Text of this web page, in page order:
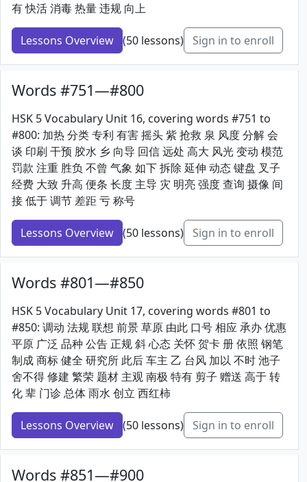
有 快活 消毒 热量 违规 向上
Lessons Overview (50 lessons) Sign in to enroll
Words #751—#800
HSK 5 Vocabulary Unit 16, covering words #751 to
#800: 加热 分类 专利 有害 摇头 紫 抢救 泉 风度 分解 会
谈 印刷 干预 胶水 乡 向导 回信 远处 高大 风光 变动 模范
罚款 注重 胜负 不曾 气象 如下 拆除 延伸 动态 键盘 叉子
经费 大致 升高 便条 长度 主导 灾 明亮 强度 查询 摄像 间
接 低于 调节 差距 亏 称号
Lessons Overview (50 lessons) Sign in to enroll
Words #801—#850
HSK 5 Vocabulary Unit 17, covering words #801 to
#850: 调动 法规 联想 前景 草原 由此 口号 相应 承办 优惠
平原 广泛 品种 公告 正规 斜 心态 关怀 贺卡 册 依照 钢笔
制成 商标 健全 研究所 此后 车主 乙 台风 加以 不时 池子
舍不得 修建 繁荣 题材 主观 南极 特有 剪子 赠送 高于 转
化 辈 门诊 总体 雨水 创立 西红柿
Lessons Overview (50 lessons) Sign in to enroll
Words #851—#900